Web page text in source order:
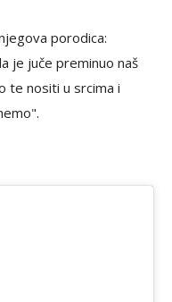
porodica:
je juče preminuo naš
te nositi u srcima i